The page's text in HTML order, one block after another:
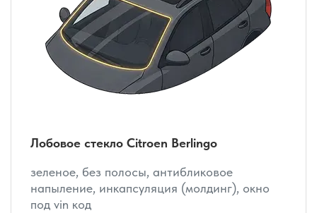
Лобовое стекло Citroen Berlingo
зеленое, без полосы, антибликовое
напыление, инкапсуляция (молдинг), окно
под vin код